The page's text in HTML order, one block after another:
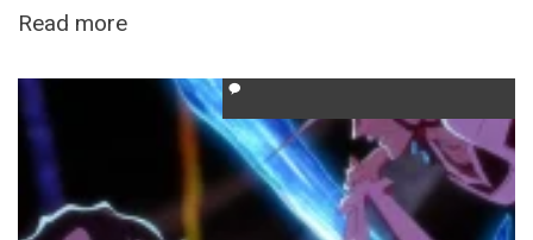
Read more